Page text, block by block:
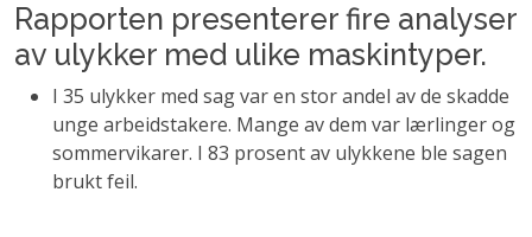
Rapporten presenterer fire analyser
av ulykker med ulike maskintyper.
I 35 ulykker med sag var en stor andel av de skadde
unge arbeidstakere. Mange av dem var lærlinger og
sommervikarer. I 83 prosent av ulykkene ble sagen
brukt feil.